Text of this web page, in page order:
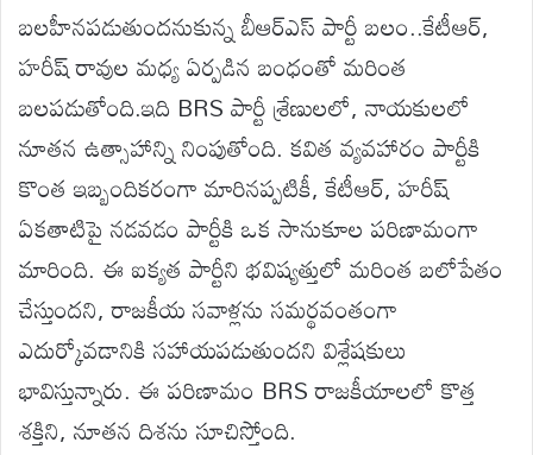
బలహీనపడుతుందనుకున్న బీఆర్ఎస్ పార్టీ బలం..కేటీఆర్,
హరీష్ రావుల మధ్య ఏర్పడిన బంధంతో మరింత
బలపడుతోంది.ఇది BRS పార్టీ శ్రేణులలో, నాయకులలో
నూతన ఉత్సాహాన్ని నింపుతోంది. కవిత వ్యవహారం పార్టీకి
కొంత ఇబ్బందికరంగా మారినప్పటికీ, కేటీఆర్, హరీష్‌
ఏకతాటిపై నడవడం పార్టీకి ఒక సానుకూల పరిణామంగా
మారింది. ఈ ఐక్యత పార్టీని భవిష్యత్తులో మరింత బలోపేతం
చేస్తుందని, రాజకీయ సవాళ్లను సమర్థవంతంగా
ఎదుర్కోవడానికి సహాయపడుతుందని విశ్లేషకులు
భావిస్తున్నారు. ఈ పరిణామం BRS రాజకీయాలలో కొత్త
శక్తిని, నూతన దిశను సూచిస్తోంది.